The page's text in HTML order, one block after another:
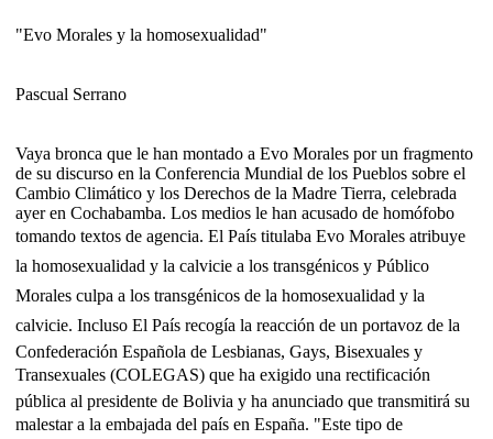
"Evo Morales y la homosexualidad"
Pascual Serrano
Vaya bronca que le han montado a Evo Morales por un fragmento
de su discurso en la Conferencia Mundial de los Pueblos sobre el
Cambio Climático y los Derechos de la Madre Tierra, celebrada
ayer en Cochabamba. Los medios le han acusado de homófobo
tomando textos de agencia. El País titulaba Evo Morales atribuye
la homosexualidad y la calvicie a los transgénicos y Público
Morales culpa a los transgénicos de la homosexualidad y la
calvicie. Incluso El País recogía la reacción de un portavoz de la
Confederación Española de Lesbianas, Gays, Bisexuales y
Transexuales (COLEGAS) que ha exigido una rectificación
pública al presidente de Bolivia y ha anunciado que transmitirá su
malestar a la embajada del país en España. "Este tipo de